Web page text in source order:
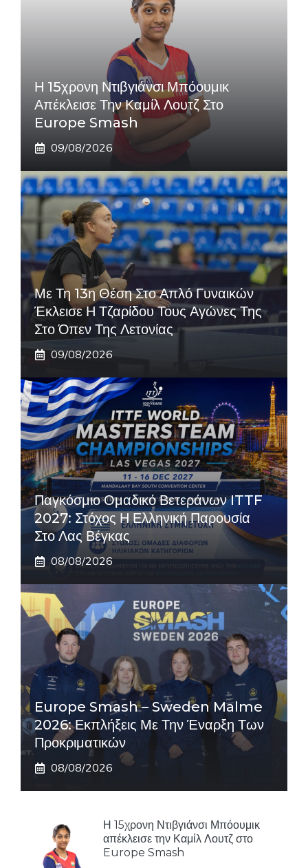
Η 15χρονη Ντιβγιάνσι Μπόουμικ
Απέκλεισε Την Καμίλ Λουτζ Στο
Europe Smash
09/08/2026
Με Τη 13η Θέση Στο Απλό Γυναικών
Έκλεισε Η Τζαρίδου Τους Αγώνες Της
Στο Όπεν Της Λετονίας
09/08/2026
Παγκόσμιο Ομαδικό Βετεράνων ITTF
2027: Στόχος Η Ελληνική Παρουσία
Στο Λας Βέγκας
08/08/2026
Europe Smash – Sweden Malme
2026: Εκπλήξεις Με Την Έναρξη Των
Προκριματικών
08/08/2026
Η 15χρονη Ντιβγιάνσι Μπόουμικ
απέκλεισε την Καμίλ Λουτζ στο
Europe Smash